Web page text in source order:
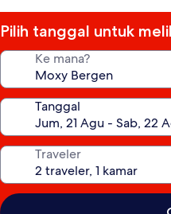
Pilih tanggal untuk
Ke mana?
Tanggal
Traveler